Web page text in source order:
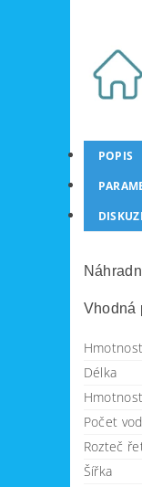
POPIS
Vhodná
Hmotnost
Délka
Hmotnost
Počet
Rozteč
Šířka